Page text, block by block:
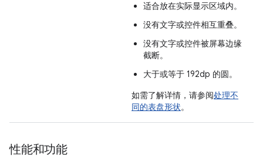
适合放在实际显示区域内。
没有文字或控件相互重叠。
没有文字或控件被屏幕边缘
截断。
大于或等于 192dp 的圆。
如需了解详情，请参阅处理不
同的表盘形状。
性能和功能